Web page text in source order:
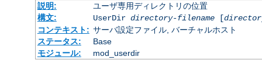
説明:
ユーザ専用ディレクトリの位置
構文:
UserDir directory-filename[
コンテキスト: サーバ設定ファイル, バーチャルホスト
ステータス:
Base
モジュール:
mod_userdir